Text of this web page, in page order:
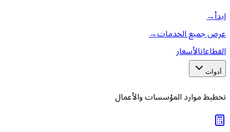
ابدأ→
عرض جميع الخدمات→
القطاعاتالأسعار
أدوات
تخطيط موارد المؤسسات والأعمال